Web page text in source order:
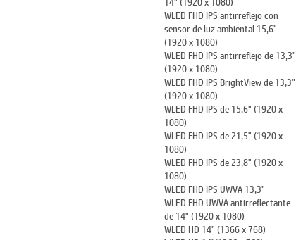
WLED FHD IPS antirreflejo con
sensor de luz ambiental 15,6"
(1920 x 1080)
WLED FHD IPS antirreflejo de 13,3"
(1920 x 1080)
WLED FHD IPS BrightView de 13,3"
(1920 x 1080)
WLED FHD IPS de 15,6" (1920 x
1080)
WLED FHD IPS de 21,5" (1920 x
1080)
WLED FHD IPS de 23,8" (1920 x
1080)
WLED FHD IPS UWVA 13,3"
WLED FHD UWVA antirreflectante
de 14" (1920 x 1080)
WLED HD 14" (1366 x 768)